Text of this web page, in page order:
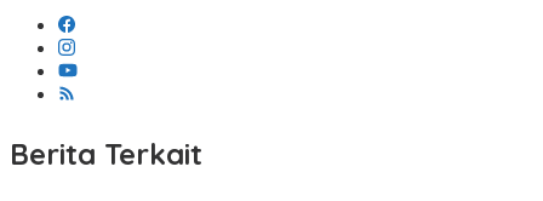
Berita Terkait